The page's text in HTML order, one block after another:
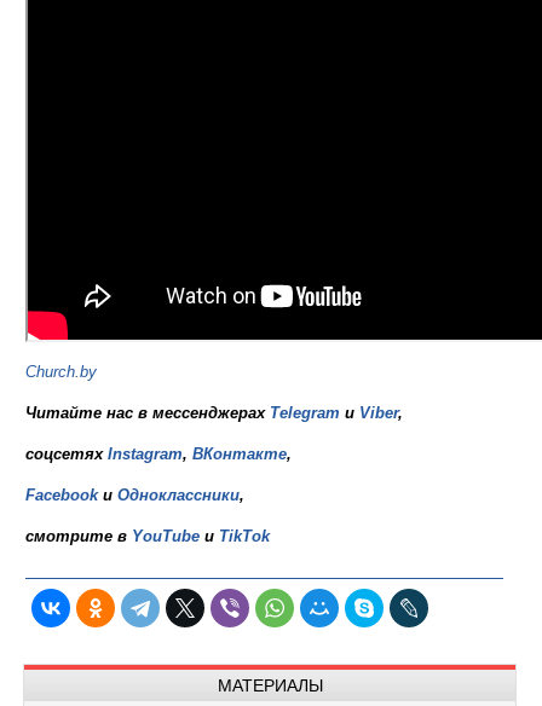
Church.by
Читайте нас в мессенджерах Telegram и Viber,
соцсетях Instagram, ВКонтакте,
Facebookи Одноклассники,
смотрите в YouTube и TikTok
МАТЕРИАЛЫ